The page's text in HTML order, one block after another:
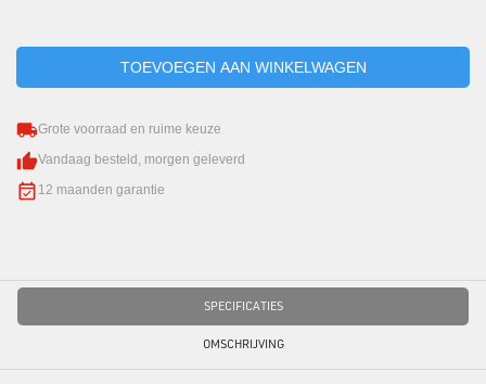
Grote voorraad en ruime keuze
Vandaag besteld, morgen geleverd
12 maanden garantie
SPECIFICATIES
OMSCHRIJVING